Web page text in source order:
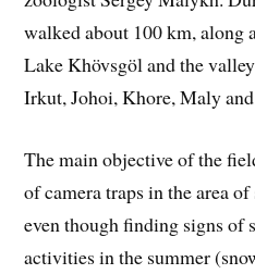
walked about 100 km, along
Lake Khövsgöl and the
Irkut, Johoi, Khore, Maly
The main objective of the
of camera traps in the area
even though finding signs of
activities in the summer